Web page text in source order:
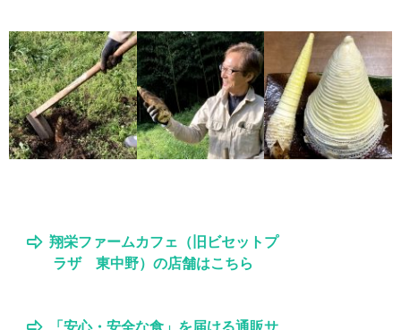
翔栄ファームカフェ（旧ビセットプ
ラザ 東中野）の店舗はこちら
「安心・安全な食」を届ける通販サ